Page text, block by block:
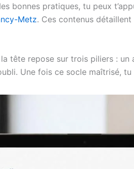
bonnes pratiques, tu peux
Metz. Ces contenus
tête repose sur trois piliers :
Une fois ce socle maîtrisé,